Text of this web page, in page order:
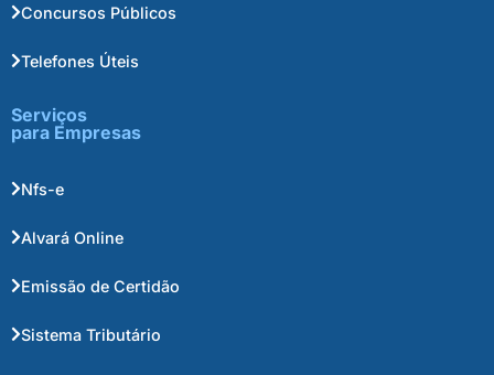
Concursos Públicos
Telefones Úteis
Serviços
para Empresas
Nfs-e
Alvará Online
Emissão de Certidão
Sistema Tributário